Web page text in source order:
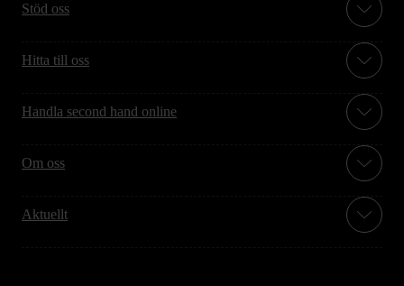
Stöd oss
Hitta till oss
Handla second hand online
Om oss
Aktuellt